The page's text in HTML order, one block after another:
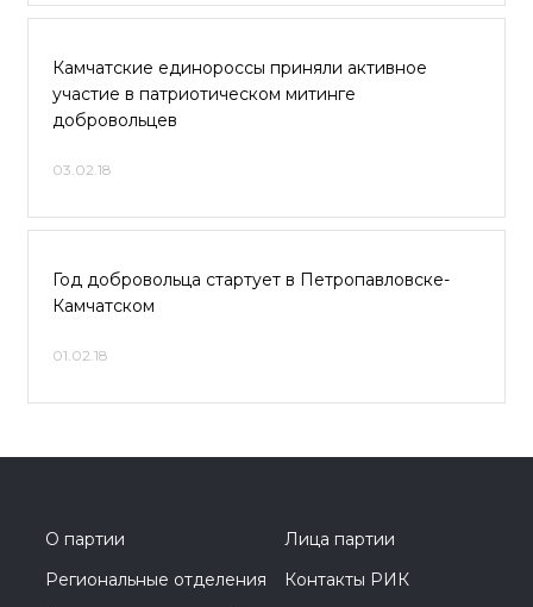
Камчатские единороссы приняли активное
участие в патриотическом митинге
добровольцев
03.02.18
Год добровольца стартует в Петропавловске-
Камчатском
01.02.18
О партии
Лица партии
Региональные отделения
Контакты РИК